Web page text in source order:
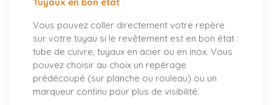
Vous pouvez coller directement votre repère
sur votre tuyau si le revêtement est en bon état :
tube de cuivre, tuyaux en acier ou en inox. Vous
pouvez choisir au choix un repérage
prédécoupé (sur planche ou rouleau) ou un
marqueur continu pour plus de visibilité.